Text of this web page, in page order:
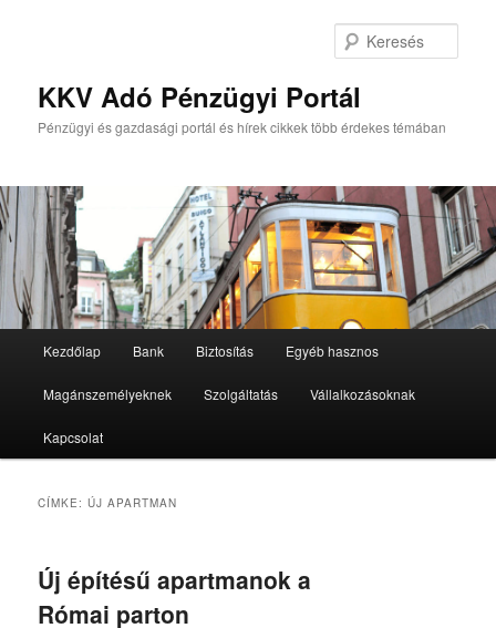
KKV Adó Pénzügyi Portál
Pénzügyi és gazdasági portál és hírek cikkek több érdekes témában
Kezdőlap Bank Biztosítás Egyéb hasznos
Magánszemélyeknek Szolgáltatás Vállalkozásoknak
Kapcsolat
CÍMKE:ÚJ APARTMAN
Új építésű apartmanok a
Római parton